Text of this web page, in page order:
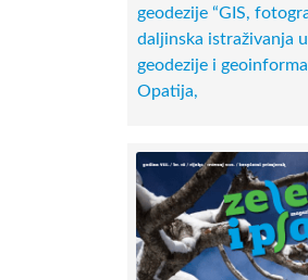
geodezije “GIS,
daljinska istraživanja
geodezije i
Opatija,